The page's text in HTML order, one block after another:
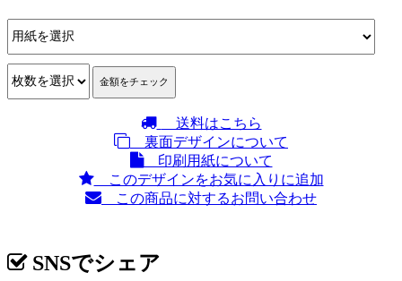
送料はこちら
裏面デザインについて
印刷用紙について
このデザインをお気に入りに追加
この商品に対するお問い合わせ
SNSでシェア